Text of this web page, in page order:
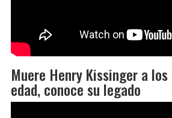
Muere Henry Kissinger a los
edad, conoce su legado